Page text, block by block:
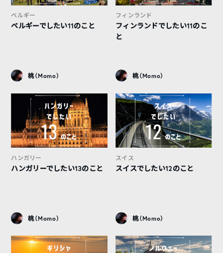
ベルギー
ベルギーでしたい11のこと
桃（Momo）
フィンランド
フィンランドでしたい11のこ
と
桃（Momo）
ハンガリー
ハンガリーでしたい13のこと
桃（Momo）
スイス
スイスでしたい12のこと
桃（Momo）